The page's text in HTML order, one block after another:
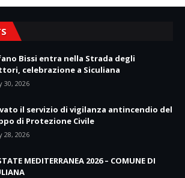
Bissi entra nella Strada degli
celebrazione a Siculiana
30, 2026
il servizio di vigilanza antincendio del
di Protezione Civile
28, 2026
MEDITERRANEA 2026 – COMUNE DI